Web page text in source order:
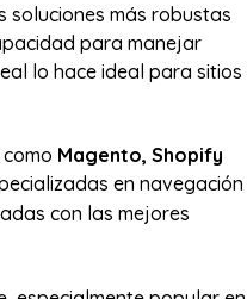
soluciones más robustas
para manejar
lo hace ideal para sitios
Magento, Shopify
en navegación
con las mejores